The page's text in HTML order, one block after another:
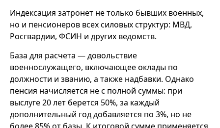
Индексация затронет не только бывших военных,
но и пенсионеров всех силовых структур: МВД,
Росгвардии, ФСИН и других ведомств.
База для расчета — довольствие
военнослужащего, включающее оклады по
должности и званию, а также надбавки. Однако
пенсия начисляется не с полной суммы: при
выслуге 20 лет берется 50%, за каждый
дополнительный год добавляется по 3%, но не